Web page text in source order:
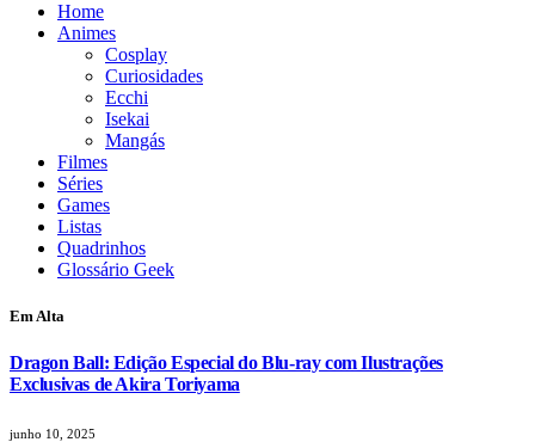
Home
Animes
Cosplay
Curiosidades
Ecchi
Isekai
Mangás
Filmes
Séries
Games
Listas
Quadrinhos
Glossário Geek
Em Alta
Dragon Ball: Edição Especial do Blu-ray com Ilustrações
Exclusivas de Akira Toriyama
junho 10, 2025